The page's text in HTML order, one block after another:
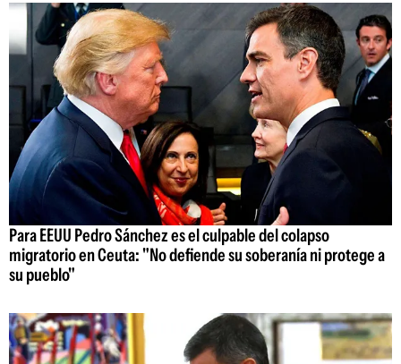
Para EEUU Pedro Sánchez es el culpable del colapso
migratorio en Ceuta: "No defiende su soberanía ni protege a
su pueblo"